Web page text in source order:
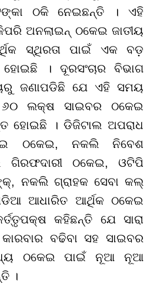
ଠକି ନେଇଛନ୍ତି । ଏହି
ଅନଲାଇନ୍ ଠକେଇ ଜାତୀୟ
ସ୍ଥିରତା ପାଇଁ ଏକ ବଡ଼
। ଦୂରସଂଚାର ବିଭାଗ
ଜଣାପଡିଛି ଯେ ଏହି ସମୟ
ଲକ୍ଷ ସାଇବର ଠକେଇ
ହୋଇଛି । ଡିଜିଟାଲ ଅପରାଧ
ଠକେଇ, ନକଲି ନିବେଶ
ଗିରଫଦାରୀ ଠକେଇ, ଓଟିପି
ନକଲି ଗ୍ରାହକ ସେବା କଲ୍
ଆଧାରିତ ଆର୍ଥିକ ଠକେଇ
କହିଛନ୍ତି ଯେ ସାରା
ବଢିବା ସହ ସାଇବର
ମଧ୍ୟ ଠକେଇ ପାଇଁ ନୂଆ ନୂଆ
।